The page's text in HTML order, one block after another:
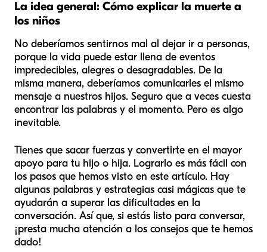
La idea general: Cómo explicar la muerte a
los niños
No deberíamos sentirnos mal al dejar ir a personas,
porque la vida puede estar llena de eventos
impredecibles, alegres o desagradables. De la
misma manera, deberíamos comunicarles el mismo
mensaje a nuestros hijos. Seguro que a veces cuesta
encontrar las palabras y el momento. Pero es algo
inevitable.
Tienes que sacar fuerzas y convertirte en el mayor
apoyo para tu hijo o hija. Lograrlo es más fácil con
los pasos que hemos visto en este artículo. Hay
algunas palabras y estrategias casi mágicas que te
ayudarán a superar las dificultades en la
conversación. Así que, si estás listo para conversar,
¡presta mucha atención a los consejos que te hemos
dado!